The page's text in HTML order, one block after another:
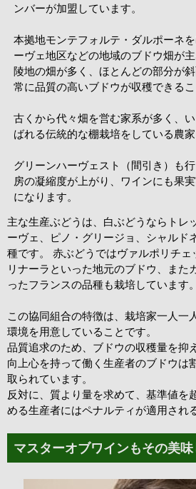
ンバーが加盟しています。
本拠地モンテフォルテ・ダルポーネ
ーヴェ地区などの地域のブドウ畑が
陵地の畑が多く、ほとんどの部分が
常に品質の高いブドウが収穫できるこ
古くから代々畑を営む家系が多く、
ばれる伝統的な棚栽培をしている農家
グリーンハーヴェスト（間引き）も
房の凝縮度が上がり、ワインにも果
になります。
主な生産ぶどうは、白ぶどうならトレ
ーヴェ、ピノ・グリージョ、シャルド
種です。 赤ぶどうではヴァルポリチェ
リナーラといった地元のブドウ、また
ったフランスの品種も栽培しています。
この協同組合の特徴は、栽培家一人一
環境を用意していることです。
品質追求のため、ブドウの収穫量を抑
向上心を持って働く生産者のブドウは
取られています。
反対に、質より量を求めて、基準値を
める生産者にはペナルティが適用され
マスターオブワインもその美味